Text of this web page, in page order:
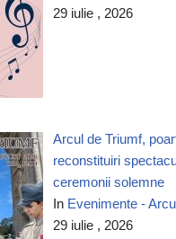
29 iulie , 2026
Arcul de Triumf,
reconstituiri
ceremonii solemne
In Evenimente -
29 iulie , 2026